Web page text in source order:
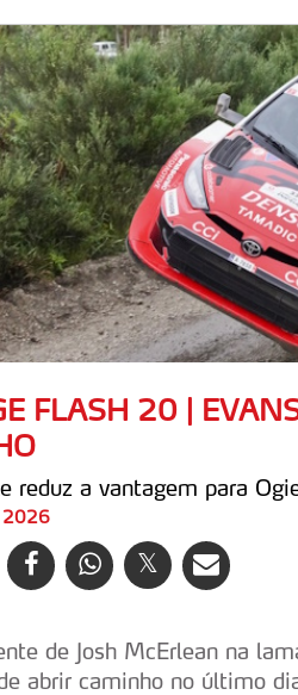
FLASH 20 |
reduz a vantagem para
2026
de Josh McErlean na
abrir caminho no último